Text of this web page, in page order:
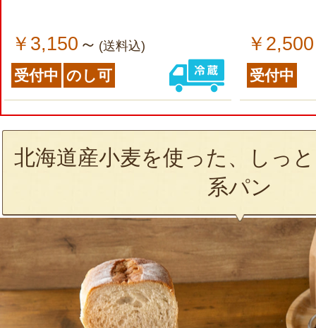
￥3,150 ～ (送料込)
受付中 のし可
￥2,500
受付中
北海道産小麦を使った、しっ
系パン